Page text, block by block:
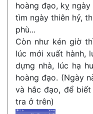
hoàng đạo, kỵ
tìm ngày thiên hỷ,
phù...
Còn như kén giờ
lúc mới xuất hành,
dựng nhà, lúc hạ
hoàng đạo. (Ngày
và hắc đạo, để
tra ở trên)